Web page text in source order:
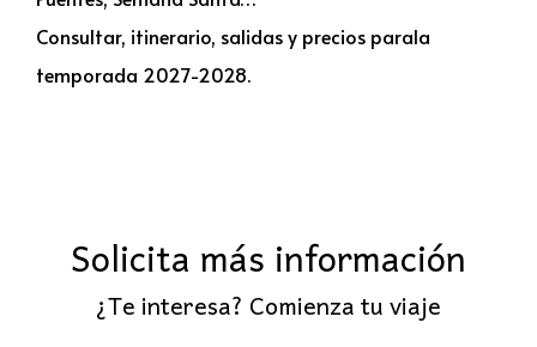
Consultar, itinerario, salidas y precios parala
temporada 2027-2028.
Solicita más información
¿Te interesa? Comienza tu viaje